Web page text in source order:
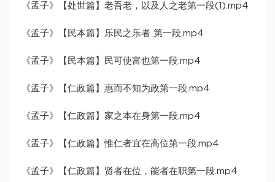
《孟子》【处世篇】老吾老，以及人之老第一段(1).mp4
《孟子》【民本篇】乐民之乐者 第一段.mp4
《孟子》【民本篇】民可使富也第一段.mp4
《孟子》【仁政篇】惠而不知为政第一段.mp4
《孟子》【仁政篇】家之本在身第一段.mp4
《孟子》【仁政篇】惟仁者宜在高位第一段.mp4
《孟子》【仁政篇】贤者在位，能者在职第一段.mp4